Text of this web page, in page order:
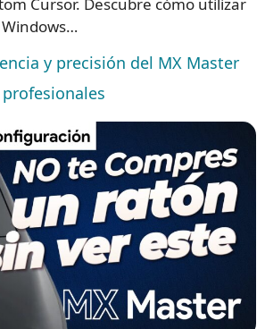
Cursor. Descubre cómo utilizar
y precisión del MX Master